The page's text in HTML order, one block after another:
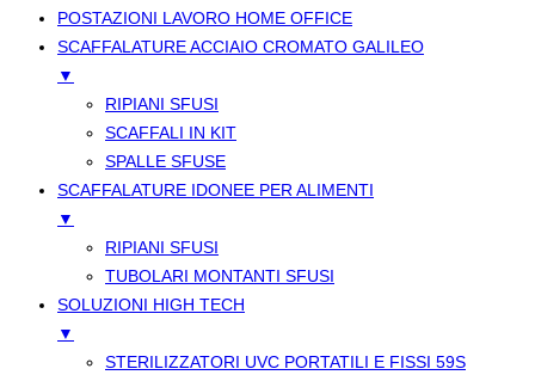
POSTAZIONI LAVORO HOME OFFICE
SCAFFALATURE ACCIAIO CROMATO GALILEO
▼
RIPIANI SFUSI
SCAFFALI IN KIT
SPALLE SFUSE
SCAFFALATURE IDONEE PER ALIMENTI
▼
RIPIANI SFUSI
TUBOLARI MONTANTI SFUSI
SOLUZIONI HIGH TECH
▼
STERILIZZATORI UVC PORTATILI E FISSI 59S